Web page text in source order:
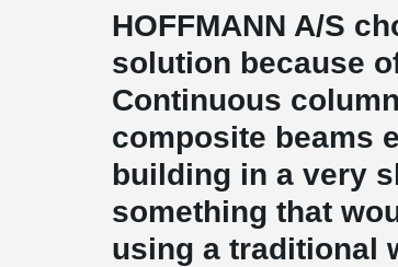
HOFFMANN A/S
solution because
Continuous
composite beams
building in a very
something that
using a traditional